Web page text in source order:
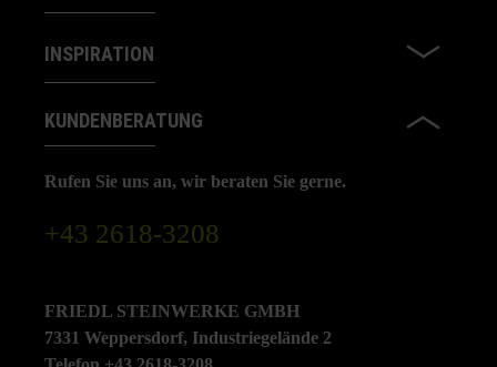
INSPIRATION
KUNDENBERATUNG
Rufen Sie uns an, wir beraten Sie gerne.
+43 2618-3208
FRIEDL STEINWERKE GMBH
7331 Weppersdorf, Industriegelände 2